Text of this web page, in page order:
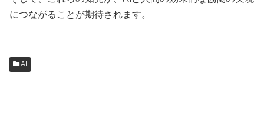
につながることが期待されます。
AI